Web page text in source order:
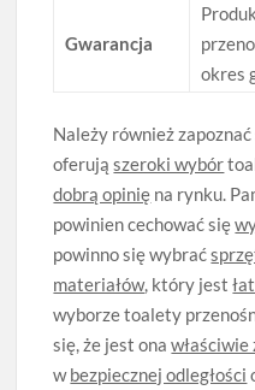
Gwarancja
okres
Należy również
oferująszeroki wybór
dobrą opinię na rynku.
powinien cechować się
powinno się wybrać
materiałów, który jest
wyborze toalety
się, że jest onawłaściwie
wbezpiecznej odległości